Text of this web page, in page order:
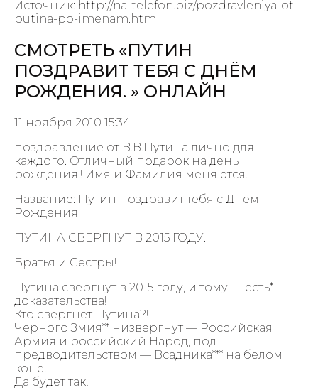
Источник: http://na-telefon.biz/pozdravleniya-ot-
putina-po-imenam.html
СМОТРЕТЬ «ПУТИН
ПОЗДРАВИТ ТЕБЯ С ДНЁМ
РОЖДЕНИЯ. » ОНЛАЙН
11 ноября 2010 15:34
поздравление от В.В.Путина лично для
каждого. Отличный подарок на день
рождения!! Имя и Фамилия меняются.
Название: Путин поздравит тебя с Днём
Рождения.
ПУТИНА СВЕРГНУТ В 2015 ГОДУ.
Братья и Сестры!
Путина свергнут в 2015 году, и тому — есть* —
доказательства!
Кто свергнет Путина?!
Черного Змия** низвергнут — Российская
Армия и российский Народ, под
предводительством — Всадника*** на белом
коне!
Да будет так!